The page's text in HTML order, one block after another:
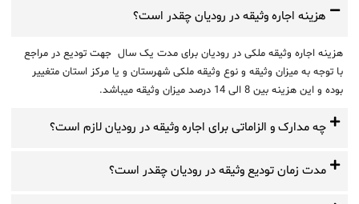
هزینه اجاره وثیقه در رودیان چقدر است؟
هزینه اجاره وثیقه ملکی در رودیان برای مدت یک سال جهت تودیع در مراجع
با توجه به میزان وثیقه و نوع وثیقه ملکی شهرستان و یا مرکز استان متغییر
بوده و این هزینه بین 8 الی 14 درصد میزان وثیقه میباشد.
چه مدارک و الزاماتی برای اجاره وثیقه در رودیان لازم است؟
مدت زمان تودیع وثیقه در رودیان چقدر است؟